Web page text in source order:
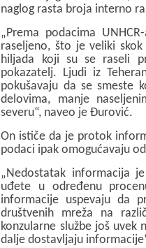
naglog rasta broja interno
„Prema podacima
raseljeno, što je veliki
hiljada koji su se raseli
pokazatelj. Ljudi iz
pokušavaju da se smeste
delovima, manje
severu“, naveo je Đurović.
On ističe da je protok
podaci ipak omogućavaju
„Nedostatak informacija
uđete u određenu
informacije uspevaju da
društvenih mreža na
konzularne službe još uvek
dalje dostavljaju